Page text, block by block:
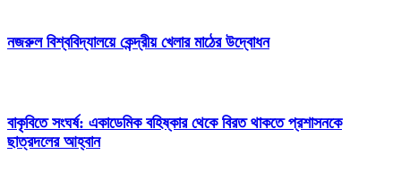
নজরুল বিশ্ববিদ্যালয়ে কেন্দ্রীয় খেলার মাঠের উদ্বোধন
বাকৃবিতে সংঘর্ষ: একাডেমিক বহিষ্কার থেকে বিরত থাকতে প্রশাসনকে
ছাত্রদলের আহ্বান